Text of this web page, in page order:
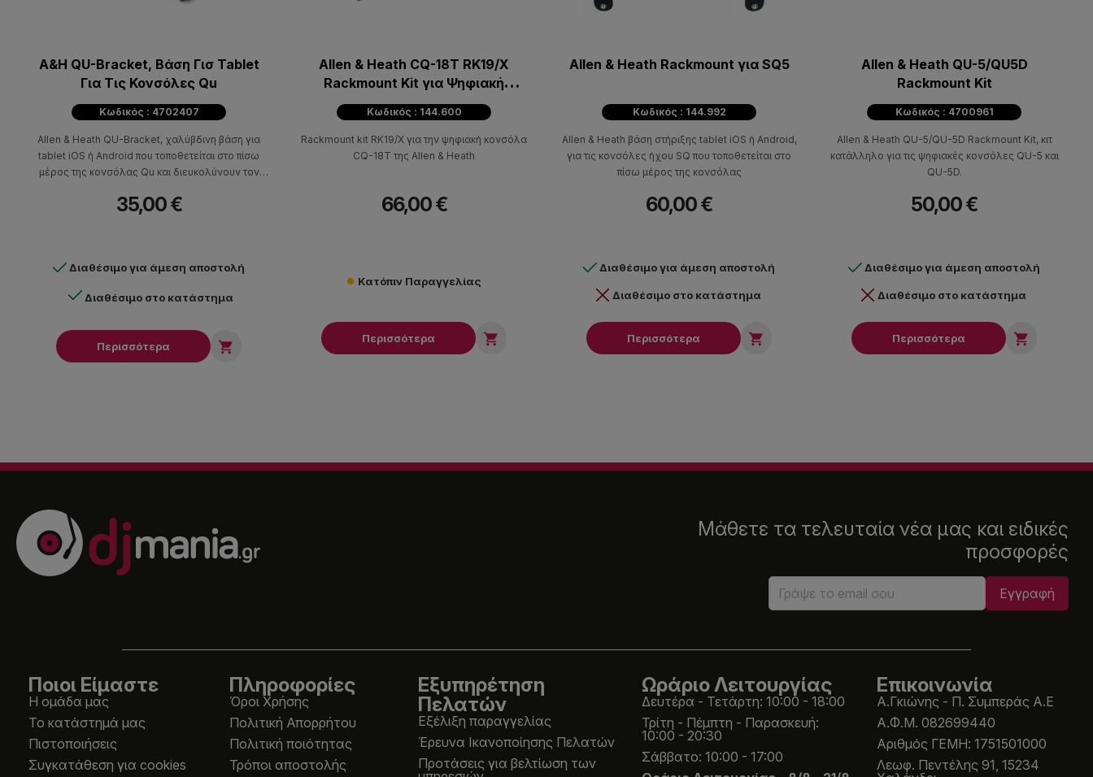
A&H QU-Bracket, Βάση Γισ Tablet
Για Τις Κονσόλες Qu
Κωδικός : 4702407
Allen & Heath QU-Bracket, χαλύβδινη βάση για
tablet iOS ή Android που τοποθετείται στο πίσω
μέρος της κονσόλας Qu και διευκολύνουν τον
35,00 €
Διαθέσιμο για άμεση αποστολή
Διαθέσιμο στο κατάστημα
Περισσότερα 
Allen & Heath CQ-18T RK19/X
Rackmount Kit για Ψηφιακή
Κονσόλα
Κωδικός : 144.600
Rackmount kit RK19/X για την ψηφιακή κονσόλα
CQ-18T της Αllen & Heath
66,00 €
Κατόπιν Παραγγελίας
Περισσότερα 
Allen & Heath Rackmount για SQ5
Κωδικός : 144.992
Allen & Heath βάση στήριξης tablet iOS ή Android,
για τις κονσόλες ήχου SQ που τοποθετείται στο
πίσω μέρος της κονσόλας
60,00 €
Διαθέσιμο για άμεση αποστολή
Διαθέσιμο στο κατάστημα
Περισσότερα 
Allen & Heath QU-5/QU5D
Rackmount Kit
Κωδικός : 4700961
Allen & Heath QU-5/QU-5D Rackmount Kit, κιτ
κατάλληλο για τις ψηφιακές κονσόλες QU-5 και
QU-5D.
50,00 €
Διαθέσιμο για άμεση αποστολή
Διαθέσιμο στο κατάστημα
Περισσότερα 
Μάθετε τα τελευταία νέα μας και ειδικές
προσφορές
Ποιοι Είμαστε
Η ομάδα μας
Το κατάστημά μας
Πιστοποιήσεις
Συγκατάθεση για cookies
Πληροφορίες
Όροι Χρήσης
Πολιτική Απορρήτου
Πολιτική ποιότητας
Τρόποι αποστολής
Εξυπηρέτηση
Πελατών
Εξέλιξη παραγγελίας
Έρευνα Ικανοποίησης Πελατών
Προτάσεις για βελτίωση των
Ωράριο Λειτουργίας
Δευτέρα - Τετάρτη: 10:00 - 18:00
Τρίτη - Πέμπτη - Παρασκευή:
10:00 - 20:30
Σάββατο: 10:00 - 17:00
Επικοινωνία
Α.Γκιώνης - Π. Συμπεράς Α.Ε
Α.Φ.Μ. 082699440
Aριθμός ΓΕΜΗ: 1751501000
Λεωφ. Πεντέλης 91, 15234